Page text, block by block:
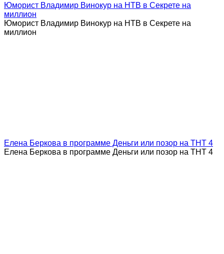
Юморист Владимир Винокур на НТВ в Секрете на
миллион
Юморист Владимир Винокур на НТВ в Секрете на
миллион
Елена Беркова в программе Деньги или позор на ТНТ 4
Елена Беркова в программе Деньги или позор на ТНТ 4